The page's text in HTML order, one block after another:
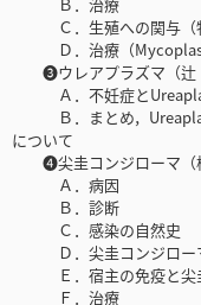
Ｃ．生殖への関与（特
Ｄ．治療（
❸ウレアプラズマ（辻
Ａ．不妊症と
Ｂ．まとめ，
について
❹尖圭コンジローマ（
Ａ．病因
Ｂ．診断
Ｃ．感染の自然史
Ｄ．尖圭コンジロー
Ｅ．宿主の免疫と尖
Ｆ．治療